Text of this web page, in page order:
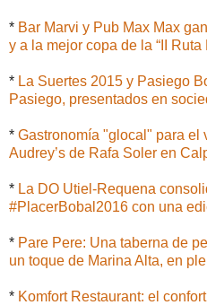
* Bar Marvi y Pub Max Max
y a la mejor copa de la “II
* La Suertes 2015 y Pasiego
Pasiego, presentados en
* Gastronomía "glocal" para el
Audrey’s de Rafa Soler en
* La DO Utiel-Requena
#PlacerBobal2016 con una
* Pare Pere: Una taberna de
un toque de Marina Alta, en
* Komfort Restaurant: el